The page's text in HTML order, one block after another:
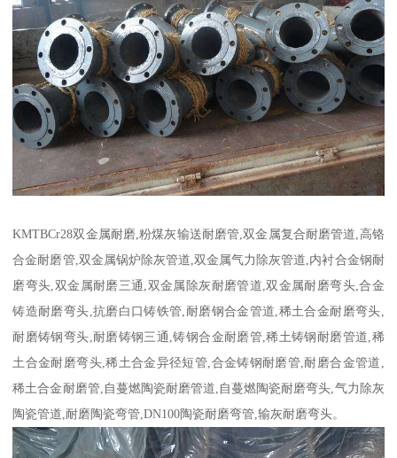
KMTBCr28双金属耐磨,粉煤灰输送耐磨管,双金属复合耐磨管道,高铬
合金耐磨管,双金属锅炉除灰管道,双金属气力除灰管道,内衬合金钢耐
磨弯头,双金属耐磨三通,双金属除灰耐磨管道,双金属耐磨弯头,合金
铸造耐磨弯头,抗磨白口铸铁管,耐磨钢合金管道,稀土合金耐磨弯头,
耐磨铸钢弯头,耐磨铸钢三通,铸钢合金耐磨管,稀土铸钢耐磨管道,稀
土合金耐磨弯头,稀土合金异径短管,合金铸钢耐磨管,耐磨合金管道,
稀土合金耐磨管,自蔓燃陶瓷耐磨管道,自蔓燃陶瓷耐磨弯头,气力除灰
陶瓷管道,耐磨陶瓷弯管,DN100陶瓷耐磨弯管,输灰耐磨弯头。